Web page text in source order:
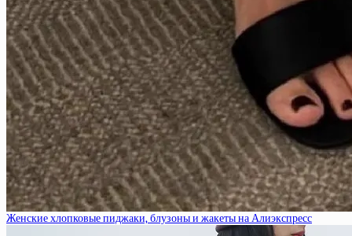
Женские хлопковые пиджаки, блузоны и жакеты на Алиэкспресс